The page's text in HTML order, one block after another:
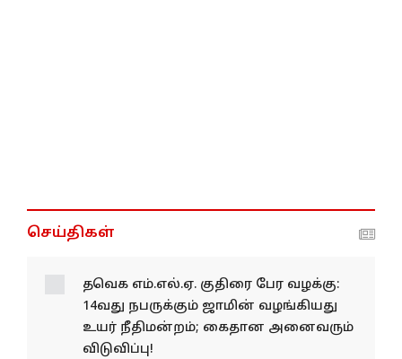
செய்திகள்
தவெக எம்.எல்.ஏ. குதிரை பேர வழக்கு:
14வது நபருக்கும் ஜாமின் வழங்கியது
உயர் நீதிமன்றம்; கைதான அனைவரும்
விடுவிப்பு!